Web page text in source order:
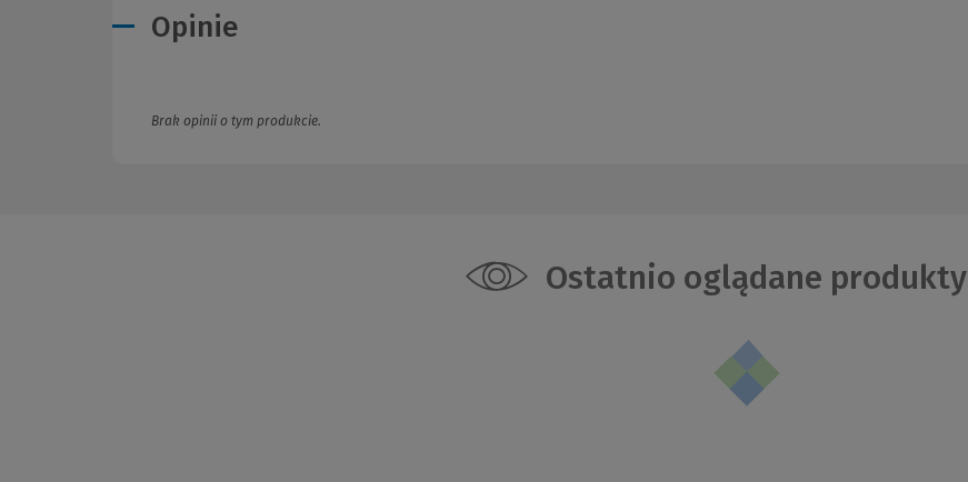
Opinie
Brak opinii o tym produkcie.
Ostatnio oglądane produkty